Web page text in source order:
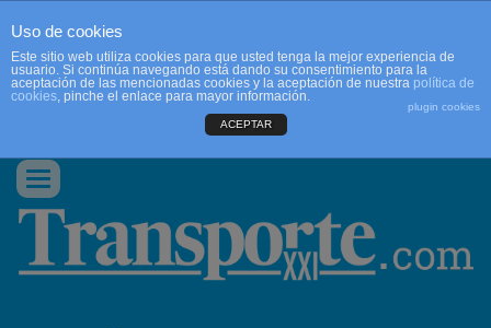
CONTACTO
Conmutar
navegación
Uso de cookies
Este sitio web utiliza cookies para que usted tenga la mejor experiencia de
usuario. Si continúa navegando está dando su consentimiento para la
aceptación de las mencionadas cookies y la aceptación de nuestra política de
cookies, pinche el enlace para mayor información.
plugin cookies
ACEPTAR